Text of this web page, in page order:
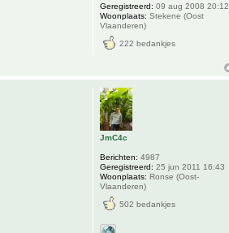
Geregistreerd: 09 aug 2008 20:12
Woonplaats: Stekene (Oost
Vlaanderen)
222 bedankjes
JmC4c
Berichten: 4987
Geregistreerd: 25 jun 2011 16:43
Woonplaats: Ronse (Oost-
Vlaanderen)
502 bedankjes